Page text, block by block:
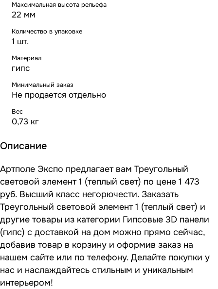
Максимальная высота рельефа
22 мм
Количество в упаковке
1 шт.
Материал
гипс
Минимальный заказ
Не продается отдельно
Вес
0,73 кг
Описание
Артполе Экспо предлагает вам Треугольный
световой элемент 1 (теплый свет) по цене 1 473
руб. Высший класс негорючести. Заказать
Треугольный световой элемент 1 (теплый свет) и
другие товары из категории Гипсовые 3D панели
(гипс) с доставкой на дом можно прямо сейчас,
добавив товар в корзину и оформив заказ на
нашем сайте или по телефону. Делайте покупки у
нас и наслаждайтесь стильным и уникальным
интерьером!